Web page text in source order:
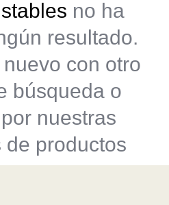
no ha
resultado.
con otro
búsqueda o
nuestras
de productos